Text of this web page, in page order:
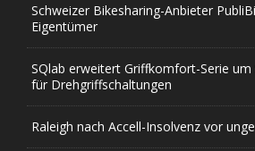
Schweizer Bikesharing-Anbieter
Eigentümer
SQlab erweitert Griffkomfort-Serie
für Drehgriffschaltungen
Raleigh nach Accell-Insolvenz vor